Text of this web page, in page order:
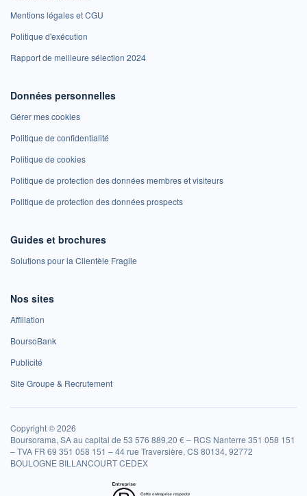
Mentions légales et CGU
Politique d'exécution
Rapport de meilleure sélection 2024
Données personnelles
Gérer mes cookies
Politique de confidentialité
Politique de cookies
Politique de protection des données membres et visiteurs
Politique de protection des données prospects
Guides et brochures
Solutions pour la Clientèle Fragile
Nos sites
Affiliation
BoursoBank
Publicité
Site Groupe & Recrutement
Copyright © 2026
Boursorama, SA au capital de 53 576 889,20 € – RCS Nanterre 351 058 151
– TVA FR 69 351 058 151 – 44 rue Traversière, CS 80134, 92772
BOULOGNE BILLANCOURT CEDEX